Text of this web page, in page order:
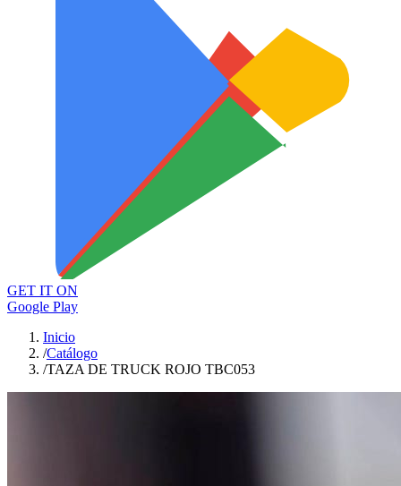
GET IT ON
Google Play
Inicio
/Catálogo
/TAZA DE TRUCK ROJO TBC053